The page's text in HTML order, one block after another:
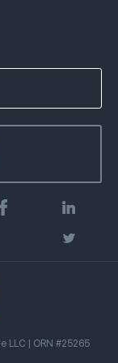
LLC | ORN #25265